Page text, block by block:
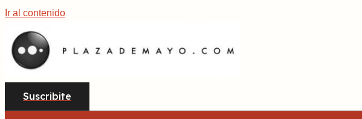
Ir al contenido
Suscribite